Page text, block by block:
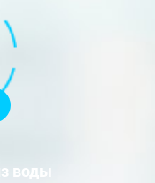
воды